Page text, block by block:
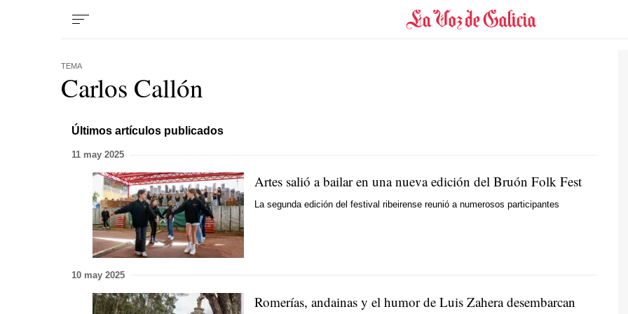
TEMA
Carlos Callón
Últimos artículos publicados
11 may 2025
Artes salió a bailar en una nueva edición del Bruón Folk Fest
La segunda edición del festival ribeirense reunió a numerosos participantes
10 may 2025
Romerías, andainas y el humor de Luis Zahera desembarcan